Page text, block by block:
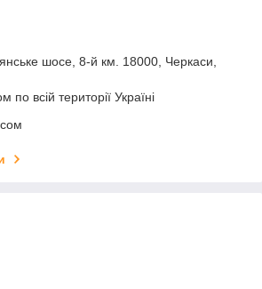
шосе, 8-й км. 18000, Черкаси,
по всій території Україні